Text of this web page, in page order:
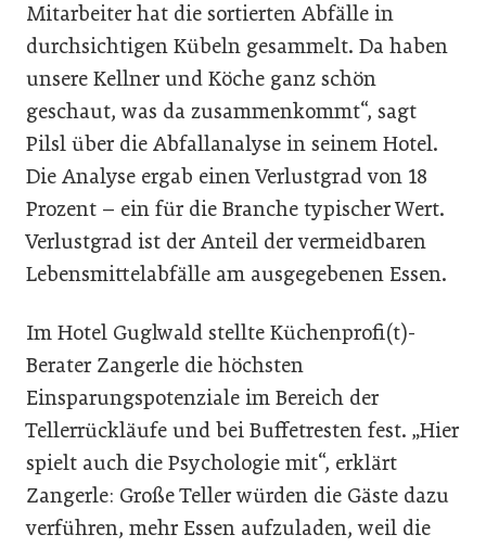
Mitarbeiter hat die sortierten Abfälle in
durchsichtigen Kübeln gesammelt. Da haben
unsere Kellner und Köche ganz schön
geschaut, was da zusammenkommt“, sagt
Pilsl über die Abfallanalyse in seinem Hotel.
Die Analyse ergab einen Verlustgrad von 18
Prozent – ein für die Branche typischer Wert.
Verlustgrad ist der Anteil der vermeidbaren
Lebensmittelabfälle am ausgegebenen Essen.
Im Hotel Guglwald stellte Küchenprofi(t)-
Berater Zangerle die höchsten
Einsparungspotenziale im Bereich der
Tellerrückläufe und bei Buffetresten fest. „Hier
spielt auch die Psychologie mit“, erklärt
Zangerle: Große Teller würden die Gäste dazu
verführen, mehr Essen aufzuladen, weil die